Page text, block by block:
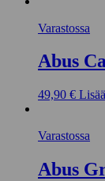
Varastossa
Abus
49,90 €
Varastossa
Abus